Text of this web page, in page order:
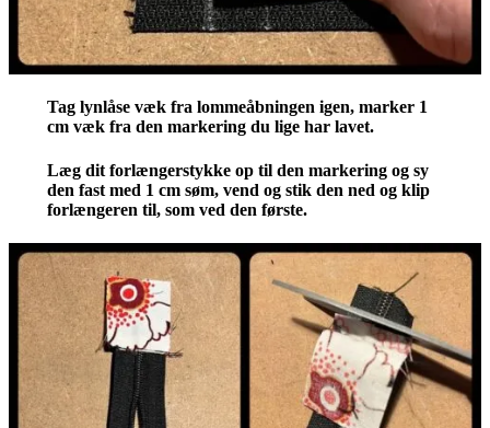
Tag lynlåse væk fra lommeåbningen igen, marker 1
cm væk fra den markering du lige har lavet.
Læg dit forlængerstykke op til den markering og sy
den fast med 1 cm søm, vend og stik den ned og klip
forlængeren til, som ved den første.